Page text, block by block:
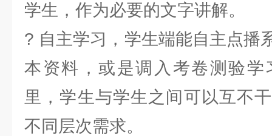
学生，作为必要的文字讲解。
? 自主学习，学生端能自主点播
本资料，或是调入考卷测验学
里，学生与学生之间可以互不
不同层次需求。